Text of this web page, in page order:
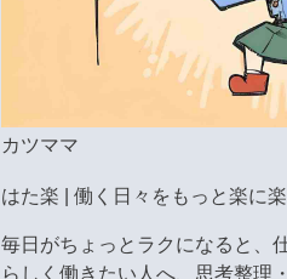
カツママ
はた楽 | 働く日々をもっと楽に楽
毎日がちょっとラクになると、
らしく働きたい人へ、思考整理